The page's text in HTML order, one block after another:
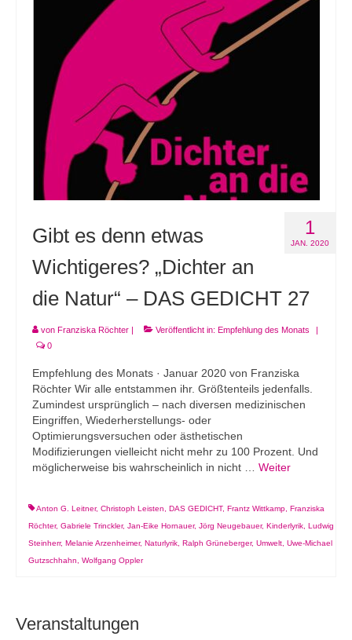
Neuerscheinungen von Mitgliedern
Ausschreibungen
Leipziger Lyrikbibliothek
Lyrikschaufenster im Literaturhaus Leipzig
Mitglied werden
1
JAN. 2020
Gibt es denn etwas
Wichtigeres? „Dichter an
die Natur“ – DAS GEDICHT 27
von Franziska Röchter | Veröffentlicht in: Empfehlung des Monats
|
0
Empfehlung des Monats · Januar 2020 von Franziska
Röchter Wir alle entstammen ihr. Größtenteils jedenfalls.
Zumindest ursprünglich – nach diversen medizinischen
Eingriffen, Wiederherstellungs- oder
Optimierungsversuchen oder ästhetischen
Modifizierungen vielleicht nicht mehr zu 100 Prozent. Und
möglicherweise bis wahrscheinlich in nicht … Weiter
Anton G. Leitner, Christoph Leisten DAS GEDICHT, Frantz Wittkamp Franziska
Röchter, Gabriele Trinckler, Jan-Eike Hornauer, Jörg Neugebauer, Kinderlyrik Ludwig
Steinherr, Melanie Arzenheimer, Naturlyrik Ralph Grüneberger, Umwelt Uwe-Michael
Gutzschhahn
Wolfgang Oppler
Veranstaltungen